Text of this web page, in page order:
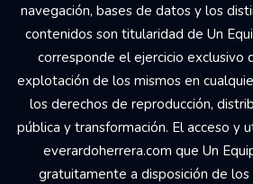
navegación, bases de datos y los
contenidos son titularidad de Un
corresponde el ejercicio exclusivo
explotación de los mismos en
los derechos de reproducción,
pública y transformación. El acceso y
everardoherrera.com que Un
gratuitamente a disposición de los